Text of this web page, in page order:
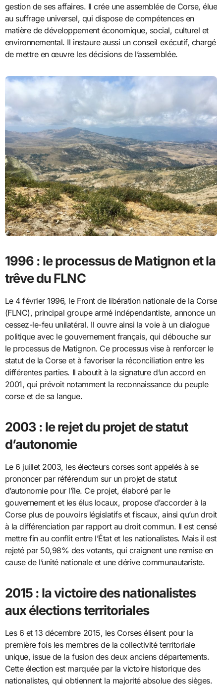
gestion de ses affaires. Il crée une assemblée de Corse, élue
au suffrage universel, qui dispose de compétences en
matière de développement économique, social, culturel et
environnemental. Il instaure aussi un conseil exécutif, chargé
de mettre en œuvre les décisions de l’assemblée.
1996 : le processus de Matignon et la
trêve du FLNC
Le 4 février 1996, le Front de libération nationale de la Corse
(FLNC), principal groupe armé indépendantiste, annonce un
cessez-le-feu unilatéral. Il ouvre ainsi la voie à un dialogue
politique avec le gouvernement français, qui débouche sur
le processus de Matignon. Ce processus vise à renforcer le
statut de la Corse et à favoriser la réconciliation entre les
différentes parties. Il aboutit à la signature d’un accord en
2001, qui prévoit notamment la reconnaissance du peuple
corse et de sa langue.
2003 : le rejet du projet de statut
d’autonomie
Le 6 juillet 2003, les électeurs corses sont appelés à se
prononcer par référendum sur un projet de statut
d’autonomie pour l’île. Ce projet, élaboré par le
gouvernement et les élus locaux, propose d’accorder à la
Corse plus de pouvoirs législatifs et fiscaux, ainsi qu’un droit
à la différenciation par rapport au droit commun. Il est censé
mettre fin au conflit entre l’État et les nationalistes. Mais il est
rejeté par 50,98% des votants, qui craignent une remise en
cause de l’unité nationale et une dérive communautariste.
2015 : la victoire des nationalistes
aux élections territoriales
Les 6 et 13 décembre 2015, les Corses élisent pour la
première fois les membres de la collectivité territoriale
unique, issue de la fusion des deux anciens départements.
Cette élection est marquée par la victoire historique des
nationalistes, qui obtiennent la majorité absolue des sièges.